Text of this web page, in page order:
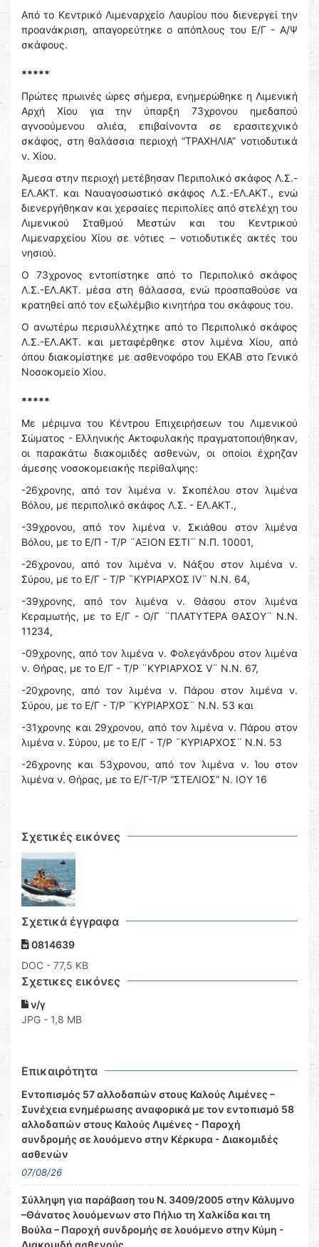
Από το Κεντρικό Λιμεναρχείο Λαυρίου που διενεργεί την
προανάκριση, απαγορεύτηκε ο απόπλους του Ε/Γ - Α/Ψ
σκάφους.
*****
Πρώτες πρωινές ώρες σήμερα, ενημερώθηκε η Λιμενική
Αρχή Χίου για την ύπαρξη 73χρονου ημεδαπού
αγνοούμενου αλιέα, επιβαίνοντα σε ερασιτεχνικό
σκάφος, στη θαλάσσια περιοχή “ΤΡΑΧΗΛΙΑ” νοτιοδυτικά
ν. Χίου.
Άμεσα στην περιοχή μετέβησαν Περιπολικό σκάφος Λ.Σ.-
ΕΛ.ΑΚΤ. και Ναυαγοσωστικό σκάφος Λ.Σ.-ΕΛ.ΑΚΤ., ενώ
διενεργήθηκαν και χερσαίες περιπολίες από στελέχη του
Λιμενικού Σταθμού Μεστών και του Κεντρικού
Λιμεναρχείου Χίου σε νότιες – νοτιοδυτικές ακτές του
νησιού.
Ο 73χρονος εντοπίστηκε από το Περιπολικό σκάφος
Λ.Σ.-ΕΛ.ΑΚΤ. μέσα στη θάλασσα, ενώ προσπαθούσε να
κρατηθεί από τον εξωλέμβιο κινητήρα του σκάφους του.
Ο ανωτέρω περισυλλέχτηκε από το Περιπολικό σκάφος
Λ.Σ.-ΕΛ.ΑΚΤ. και μεταφέρθηκε στον λιμένα Χίου, από
όπου διακομίστηκε με ασθενοφόρο του ΕΚΑΒ στο Γενικό
Νοσοκομείο Χίου.
*****
Με μέριμνα του Κέντρου Επιχειρήσεων του Λιμενικού
Σώματος - Ελληνικής Ακτοφυλακής πραγματοποιήθηκαν,
οι παρακάτω διακομιδές ασθενών, οι οποίοι έχρηζαν
άμεσης νοσοκομειακής περίθαλψης:
-26χρονης, από τον λιμένα ν. Σκοπέλου στον λιμένα
Βόλου, με περιπολικό σκάφος Λ.Σ. - ΕΛ.ΑΚΤ.,
-39χρονου, από τον λιμένα ν. Σκιάθου στον λιμένα
Βόλου, με το Ε/Π - Τ/Ρ ¨ΑΞΙΟΝ ΕΣΤΙ¨ Ν.Π. 10001,
-26χρονου, από τον λιμένα ν. Νάξου στον λιμένα ν.
Σύρου, με το Ε/Γ - Τ/Ρ ¨ΚΥΡΙΑΡΧΟΣ IV¨ Ν.Ν. 64,
-39χρονης, από τον λιμένα ν. Θάσου στον λιμένα
Κεραμωτής, με το Ε/Γ - Ο/Γ ¨ΠΛΑΤΥΤΕΡΑ ΘΑΣΟΥ¨ Ν.Ν.
11234,
-09χρονης, από τον λιμένα ν. Φολεγάνδρου στον λιμένα
ν. Θήρας, με το Ε/Γ - Τ/Ρ ¨ΚΥΡΙΑΡΧΟΣ V¨ Ν.Ν. 67,
-20χρονης, από τον λιμένα ν. Πάρου στον λιμένα ν.
Σύρου, με το Ε/Γ - Τ/Ρ ¨ΚΥΡΙΑΡΧΟΣ¨ Ν.Ν. 53 και
-31χρονης και 29χρονου, από τον λιμένα ν. Πάρου στον
λιμένα ν. Σύρου, με το Ε/Γ - Τ/Ρ ¨ΚΥΡΙΑΡΧΟΣ¨ Ν.Ν. 53
-26χρονης και 53χρονου, από τον λιμένα ν. Ίου στον
λιμένα ν. Θήρας, με το Ε/Γ-Τ/Ρ “ΣΤΕΛΙΟΣ” N. ΙΟΥ 16
Σχετικές εικόνες
Σχετικά έγγραφα
0814639
DOC - 77,5 KB
Σχετικες εικόνες
ν/γ
JPG - 1,8 MB
Επικαιρότητα
Εντοπισμός 57 αλλοδαπών στους Καλούς Λιμένες –
Συνέχεια ενημέρωσης αναφορικά με τον εντοπισμό 58
αλλοδαπών στους Καλούς Λιμένες - Παροχή
συνδρομής σε λουόμενο στην Κέρκυρα - Διακομιδές
ασθενών
07/08/26
Σύλληψη για παράβαση του Ν. 3409/2005 στην Κάλυμνο
–Θάνατος λουόμενων στο Πήλιο τη Χαλκίδα και τη
Βούλα – Παροχή συνδρομής σε λουόμενο στην Κύμη -